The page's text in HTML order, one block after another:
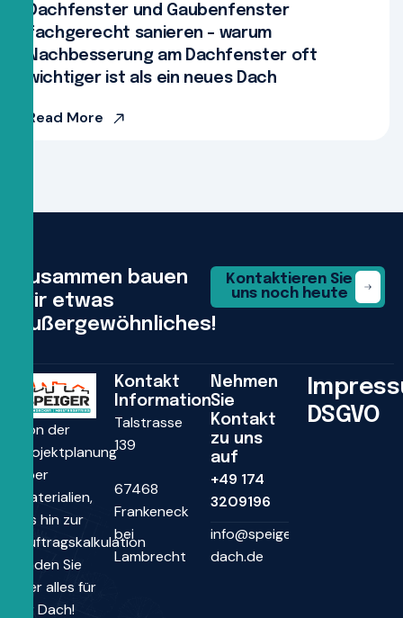
Dachfenster und Gaubenfenster
fachgerecht sanieren – warum
Nachbesserung am Dachfenster oft
wichtiger ist als ein neues Dach
Read More
Zusammen bauen
wir etwas
außergewöhnliches!
Kontaktieren Sie
uns noch heute
Von der
Projektplanung
über
Materialien,
bis hin zur
Auftragskalkulation
finden Sie
hier alles für
Ihr Dach!
Kontakt
Information
Talstrasse
139
67468
Frankeneck
bei
Lambrecht
Nehmen
Sie
Kontakt
zu uns
auf
+49 174
3209196
info@speiger-
dach.de
DSGVO